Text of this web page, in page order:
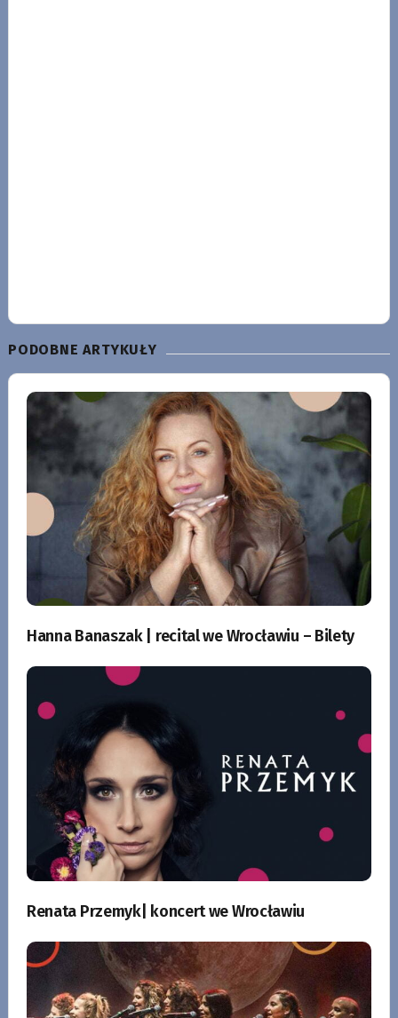
PODOBNE ARTYKUŁY
Hanna Banaszak | recital we Wrocławiu – Bilety
Renata Przemyk| koncert we Wrocławiu